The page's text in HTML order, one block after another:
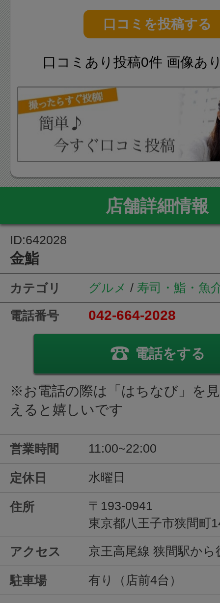
口コミを投稿する
口コミあり投稿0件 画像あ
店舗詳細情報
ID:642028
金鮨
カテゴリ グルメ / 寿司・鮨・魚
電話番号 042-664-2028
電話をする
※お電話の際は「はちなび」を
えると嬉しいです
営業時間 11:00~22:00
定休日 水曜日
住所
〒193-0941
東京都八王子市狭間町
アクセス 京王高尾線 狭間駅から
駐車場 有り（店前4台）